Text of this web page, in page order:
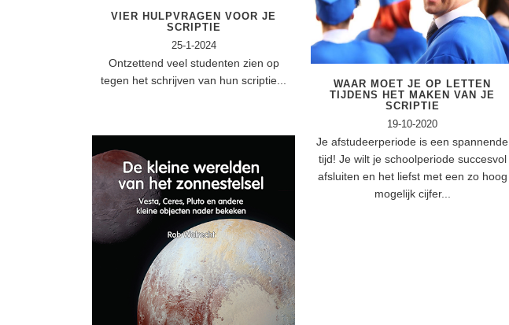
VIER HULPVRAGEN VOOR JE
SCRIPTIE
25-1-2024
Ontzettend veel studenten zien op
tegen het schrijven van hun scriptie...
WAAR MOET JE OP LETTEN
TIJDENS HET MAKEN VAN JE
SCRIPTIE
19-10-2020
Je afstudeerperiode is een spannende
tijd! Je wilt je schoolperiode succesvol
afsluiten en het liefst met een zo hoog
mogelijk cijfer...